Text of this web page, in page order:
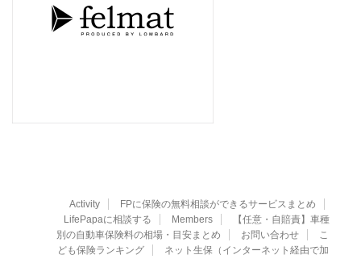
Activity
FPに保険の無料相談ができるサービスまとめ
LifePapaに相談する
Members
【任意・自賠責】車種
別の自動車保険料の相場・目安まとめ
お問い合わせ
こ
ども保険ランキング
ネット生保（インターネット経由で加